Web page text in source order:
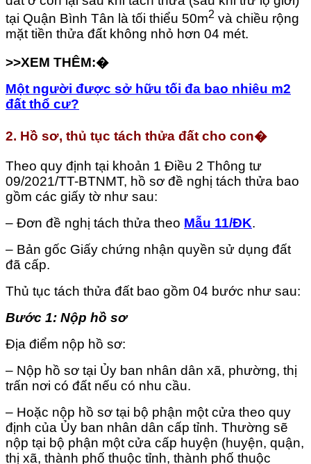
tại Quận Bình Tân là tối thiểu 50m2 và chiều rộng
mặt tiền thửa đất không nhỏ hơn 04 mét.
>>XEM THÊM:�
Một người được sở hữu tối đa bao nhiêu m2
đất thổ cư?
2. Hồ sơ, thủ tục tách thửa đất cho con�
Theo quy định tại khoản 1 Điều 2 Thông tư
09/2021/TT-BTNMT, hồ sơ đề nghị tách thửa bao
gồm các giấy tờ như sau:
– Đơn đề nghị tách thửa theo Mẫu 11/ĐK.
– Bản gốc Giấy chứng nhận quyền sử dụng đất
đã cấp.
Thủ tục tách thửa đất bao gồm 04 bước như sau:
Bước 1: Nộp hồ sơ
Địa điểm nộp hồ sơ:
– Nộp hồ sơ tại Ủy ban nhân dân xã, phường, thị
trấn nơi có đất nếu có nhu cầu.
– Hoặc nộp hồ sơ tại bộ phận một cửa theo quy
định của Ủy ban nhân dân cấp tỉnh. Thường sẽ
nộp tại bộ phận một cửa cấp huyện (huyện, quận,
thị xã, thành phố thuộc tỉnh, thành phố thuộc